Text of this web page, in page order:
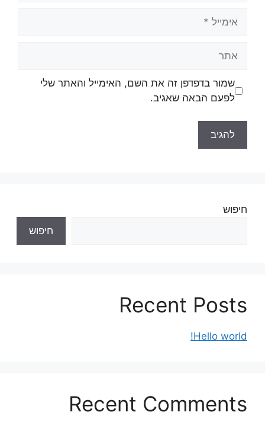
שמור בדפדפן זה את השם, האימייל והאתר שלי
לפעם הבאה שאגיב.
חיפוש
חיפוש
Recent Posts
Hello world!
Recent Comments